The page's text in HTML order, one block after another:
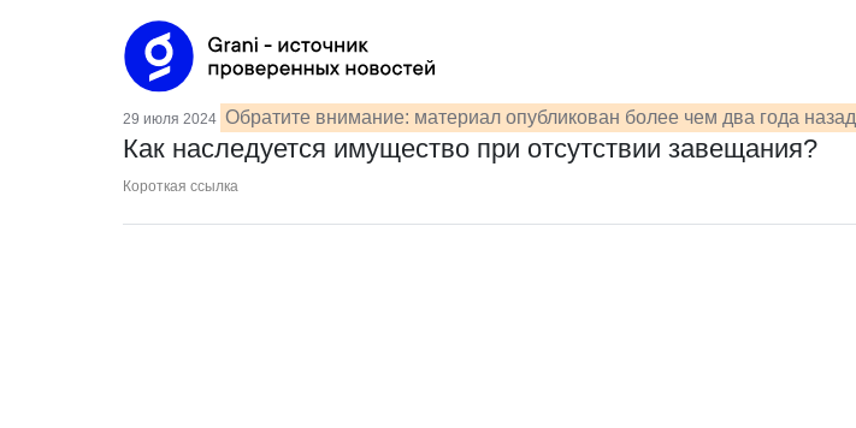
29 июля 2024 Обратите внимание: материал опубликован более чем два года назад
Как наследуется имущество при отсутствии завещания?
Короткая ссылка